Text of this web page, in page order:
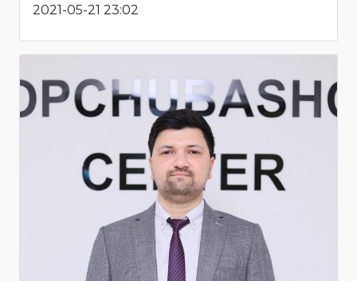
2021-05-21 23:02